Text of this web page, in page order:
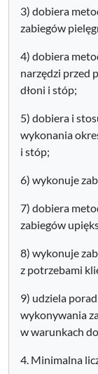
3) dobiera
zabiegów
4) dobiera
narzędzi przed
dłoni i stóp;
5) dobiera i
wykonania
i stóp;
6) wykonuje
7) dobiera
zabiegów
8) wykonuje
z potrzebami
9) udziela
wykonywania
w warunkach
4. Minimalna